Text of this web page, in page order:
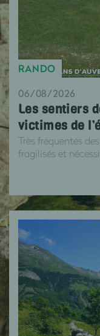
RANDO
06/08/2026
Les sentiers
victimes de
Très fréquentés
fragilisés et